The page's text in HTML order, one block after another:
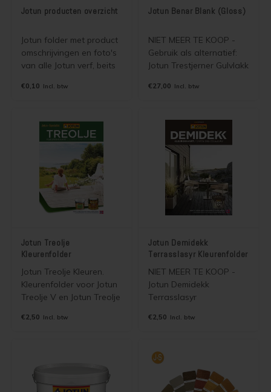
Jotun producten overzicht
Jotun folder met product
omschrijvingen en foto's
van alle Jotun verf, beits
Wordt gratis verzonden
€0,10 Incl. btw
Jotun Benar Blank (Gloss)
NIET MEER TE KOOP -
Gebruik als alternatief:
Jotun Trestjerner Gulvlakk
UVR
€27,00 Incl. btw
Jotun Treolje
Kleurenfolder
Jotun Treolje Kleuren.
Kleurenfolder voor Jotun
Treolje V en Jotun Treolje
verzonden als
€2,50 Incl. btw
Jotun Demidekk
Terrasslasyr Kleurenfolder
NIET MEER TE KOOP -
Jotun Demidekk
Terrasslasyr
A4 folder met
Demidekk Terrasslasyr
kleuren. Wordt gratis
verzonden als
€2,50 Incl. btw